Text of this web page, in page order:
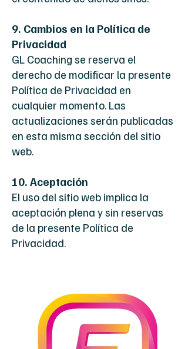
9. Cambios en la Política de
Privacidad
GL Coaching se reserva el
derecho de modificar la presente
Política de Privacidad en
cualquier momento. Las
actualizaciones serán publicadas
en esta misma sección del sitio
web.
10. Aceptación
El uso del sitio web implica la
aceptación plena y sin reservas
de la presente Política de
Privacidad.